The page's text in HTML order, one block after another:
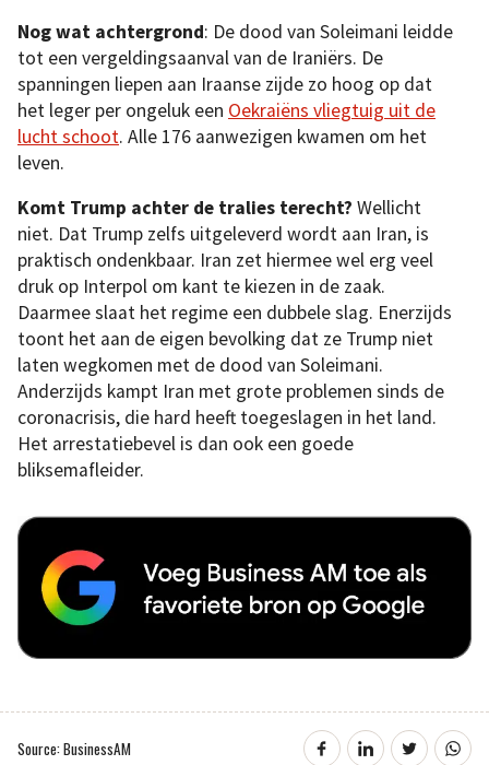
Nog wat achtergrond: De dood van Soleimani leidde
tot een vergeldingsaanval van de Iraniërs. De
spanningen liepen aan Iraanse zijde zo hoog op dat
het leger per ongeluk een Oekraiëns vliegtuig uit de
lucht schoot. Alle 176 aanwezigen kwamen om het
leven.
Komt Trump achter de tralies terecht? Wellicht
niet. Dat Trump zelfs uitgeleverd wordt aan Iran, is
praktisch ondenkbaar. Iran zet hiermee wel erg veel
druk op Interpol om kant te kiezen in de zaak.
Daarmee slaat het regime een dubbele slag. Enerzijds
toont het aan de eigen bevolking dat ze Trump niet
laten wegkomen met de dood van Soleimani.
Anderzijds kampt Iran met grote problemen sinds de
coronacrisis, die hard heeft toegeslagen in het land.
Het arrestatiebevel is dan ook een goede
bliksemafleider.
Source: BusinessAM